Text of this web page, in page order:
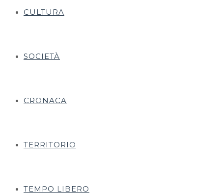
CULTURA
SOCIETÀ
CRONACA
TERRITORIO
TEMPO LIBERO